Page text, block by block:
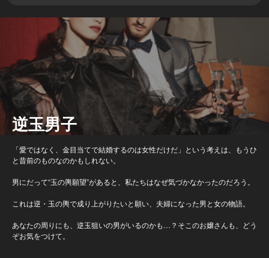
逆玉男子
「愛ではなく、金目当てで結婚するのは女性だけだ」という考えは、もうひ
と昔前のものなのかもしれない。
男にだって“玉の輿願望”があると、私たちはなぜ気づかなかったのだろう。
これは逆・玉の輿で成り上がりたいと願い、夫婦になった男と女の物語。
あなたの周りにも、逆玉狙いの男がいるのかも…？そこのお嬢さんも、どう
ぞお気をつけて。